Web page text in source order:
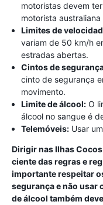
motoristas devem
motorista australiana
Limites de
variam de 50 km/h
estradas abertas.
Cintos de
cinto de segurança
movimento.
Limite de álcool: O
álcool no sangue é
Telemóveis: Usar
Dirigir nas Ilhas
ciente das regras e
importante respeitar
segurança e não usar
de álcool também